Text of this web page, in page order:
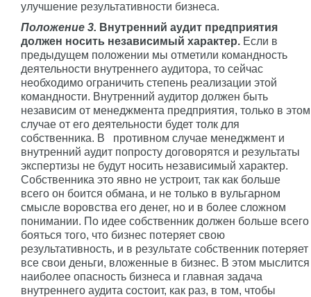
улучшение результативности бизнеса.
Положение 3. Внутренний аудит предприятия
должен носить независимый характер. Если в
предыдущем положении мы отметили командность
деятельности внутреннего аудитора, то сейчас
необходимо ограничить степень реализации этой
командности. Внутренний аудитор должен быть
независим от менеджмента предприятия, только в этом
случае от его деятельности будет толк для
собственника. В противном случае менеджмент и
внутренний аудит попросту договорятся и результаты
экспертизы не будут носить независимый характер.
Собственника это явно не устроит, так как больше
всего он боится обмана, и не только в вульгарном
смысле воровства его денег, но и в более сложном
понимании. По идее собственник должен больше всего
бояться того, что бизнес потеряет свою
результативность, и в результате собственник потеряет
все свои деньги, вложенные в бизнес. В этом мыслится
наиболее опасность бизнеса и главная задача
внутреннего аудита состоит, как раз, в том, чтобы